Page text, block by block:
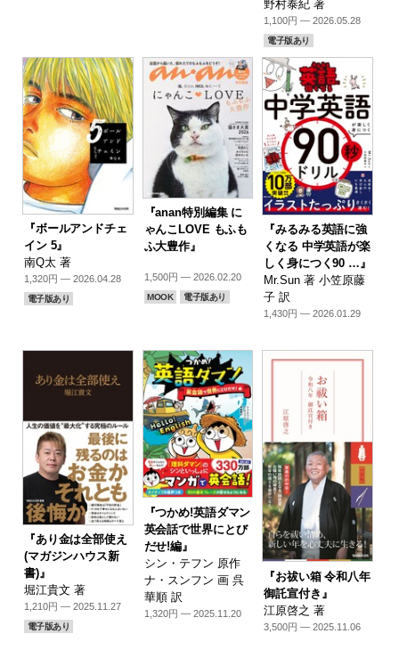
野村泰紀 著
1,100円 — 2026.05.28
電子版あり
『ボールアンドチェ
イン 5』
南Q太 著
1,320円 — 2026.04.28
電子版あり
『anan特別編集 に
ゃんこLOVE もふも
ふ大豊作』
1,500円 — 2026.02.20
MOOK 電子版あり
『みるみる英語に強
くなる 中学英語が楽
しく身につく90 …』
Mr.Sun 著 小笠原藤
子 訳
1,430円 — 2026.01.29
『あり金は全部使え
(マガジンハウス新
書)』
堀江貴文 著
1,210円 — 2025.11.27
電子版あり
『つかめ!英語ダマン
英会話で世界にとび
だせ!編』
シン・テフン 原作
ナ・スンフン 画 呉
華順 訳
1,320円 — 2025.11.20
『お祓い箱 令和八年
御託宣付き』
江原啓之 著
3,500円 — 2025.11.06